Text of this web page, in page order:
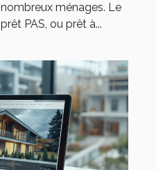
nombreux ménages. Le
prêt PAS, ou prêt à...